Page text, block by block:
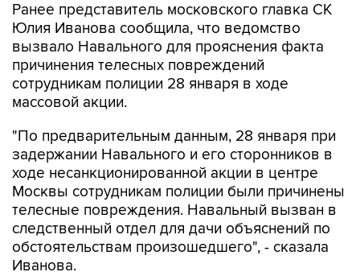
Ранее представитель московского главка СК
Юлия Иванова сообщила, что ведомство
вызвало Навального для прояснения факта
причинения телесных повреждений
сотрудникам полиции 28 января в ходе
массовой акции.
"По предварительным данным, 28 января при
задержании Навального и его сторонников в
ходе несанкционированной акции в центре
Москвы сотрудникам полиции были причинены
телесные повреждения. Навальный вызван в
следственный отдел для дачи объяснений по
обстоятельствам произошедшего", - сказала
Иванова.